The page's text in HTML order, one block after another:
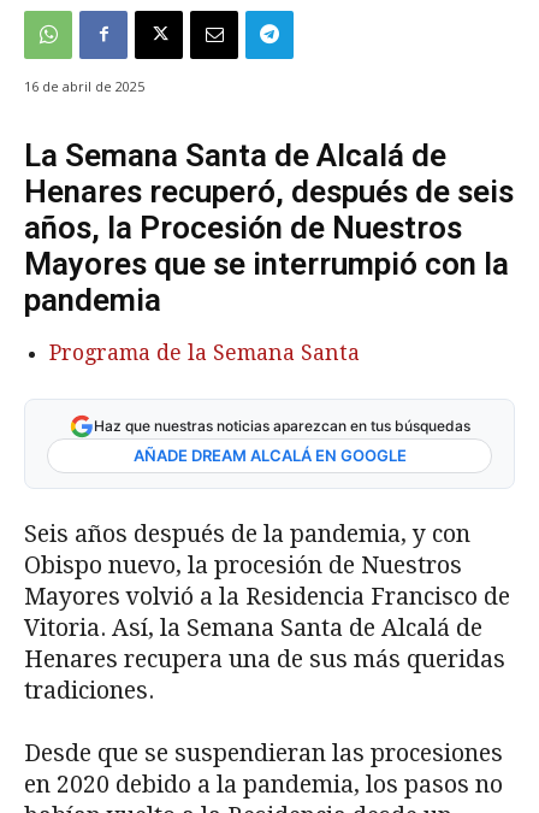
16 de abril de 2025
La Semana Santa de Alcalá de
Henares recuperó, después de seis
años, la Procesión de Nuestros
Mayores que se interrumpió con la
pandemia
Programa de la Semana Santa
Haz que nuestras noticias aparezcan en tus búsquedas
AÑADE DREAM ALCALÁ EN GOOGLE
Seis años después de la pandemia, y con
Obispo nuevo, la procesión de Nuestros
Mayores volvió a la Residencia Francisco de
Vitoria. Así, la Semana Santa de Alcalá de
Henares recupera una de sus más queridas
tradiciones.
Desde que se suspendieran las procesiones
en 2020 debido a la pandemia, los pasos no